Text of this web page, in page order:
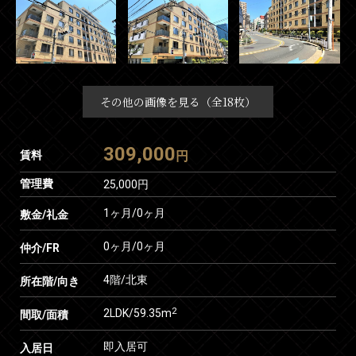
その他の画像を見る（全18枚）
賃料 309,000 円
管理費 25,000円
敷金/礼金 1ヶ月/0ヶ月
仲介/FR 0ヶ月/0ヶ月
所在階/向き 4階/北東
間取/面積 2LDK/59.35m2
入居日 即入居可